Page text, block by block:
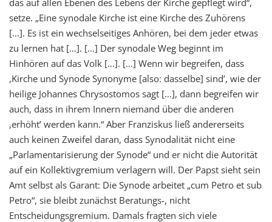
setze. „Eine synodale Kirche ist eine Kirche des Zuhörens
[…]. Es ist ein wechselseitiges Anhören, bei dem jeder etwas
zu lernen hat […]. […] Der synodale Weg beginnt im
Hinhören auf das Volk […]. […] Wenn wir begreifen, dass
‚Kirche und Synode Synonyme [also: dasselbe] sind’, wie der
heilige Johannes Chrysostomos sagt […], dann begreifen wir
auch, dass in ihrem Innern niemand über die anderen
‚erhöht’ werden kann.“ Aber Franziskus ließ andererseits
auch keinen Zweifel daran, dass Synodalität nicht eine
„Parlamentarisierung der Synode“ und er nicht die Autorität
auf ein Kollektivgremium verlagern will. Der Papst sieht sein
Amt selbst als Garant: Die Synode arbeitet „cum Petro et sub
Petro“, sie bleibt zunächst Beratungs-, nicht
Entscheidungsgremium. Damals fragten sich viele